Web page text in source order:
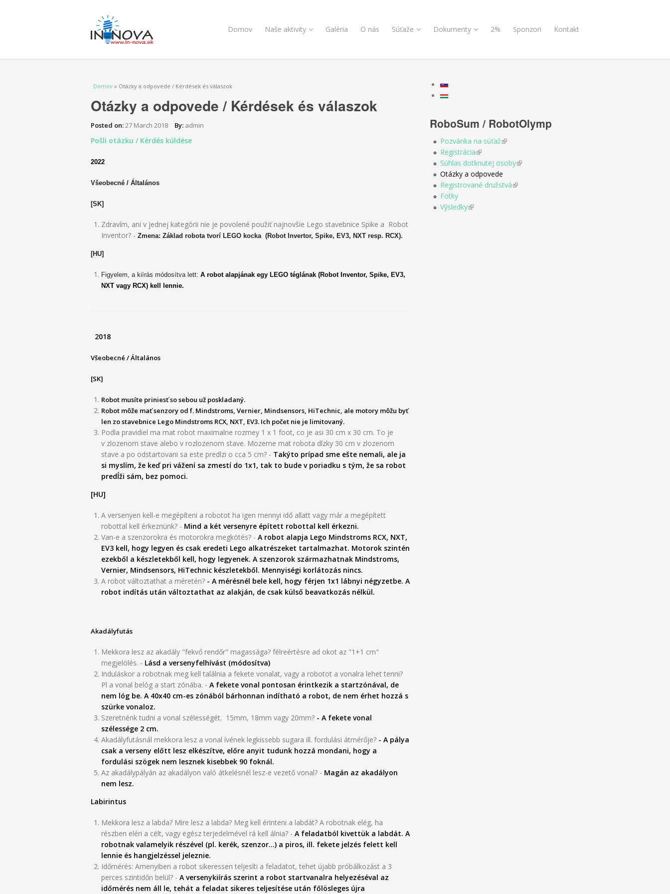
Domov Naše aktivity Galéria O nás Súťaže Dokumenty 2% Sponzori Kontakt
Nachádzate sa tu
Domov » Otázky a odpovede / Kérdések és válaszok
Otázky a odpovede / Kérdések és válaszok
Posted on:27 March 2018 By: admin
Pošli otázku / Kérdés küldése
2022
Všeobecné / Általános
[SK]
Zdravím, ani v jednej kategórii nie je povolené použiť najnovšie Lego stavebnice Spike a Robot
Inventor? - Zmena: Základ robota tvorí LEGO kocka (Robot Invertor, Spike, EV3, NXT resp. RCX).
[HU]
Figyelem, a kiírás módosítva lett: A robot alapjának egy LEGO téglának (Robot Inventor, Spike, EV3,
NXT vagy RCX) kell lennie.
2018
Všeobecné / Általános
[SK]
Robot musíte priniesť so sebou už poskladaný.
Robot môže mať senzory od f. Mindstroms, Vernier, Mindsensors, HiTechnic, ale motory môžu byť
len zo stavebnice Lego Mindstroms RCX, NXT, EV3. Ich počet nie je limitovaný.
Podla pravidiel ma mat robot maximalne rozmey 1 x 1 foot, co je asi 30 cm x 30 cm. To je
v zlozenom stave alebo v rozlozenom stave. Mozeme mat robota dlzky 30 cm v zlozenom
stave a po odstartovani sa este predlzi o cca 5 cm? - Takýto prípad sme ešte nemali, ale ja
si myslím, že keď pri vážení sa zmestí do 1x1, tak to bude v poriadku s tým, že sa robot
predĺži sám, bez pomoci.
[HU]
A versenyen kell-e megépíteni a robotot ha igen mennyi idő allatt vagy már a megépített
robottal kell érkeznünk? - Mind a két versenyre épített robottal kell érkezni.
Van-e a szenzorokra és motorokra megkötés? - A robot alapja Lego Mindstroms RCX, NXT,
EV3 kell, hogy legyen és csak eredeti Lego alkatrészeket tartalmazhat. Motorok szintén
ezekből a készletekből kell, hogy legyenek. A szenzorok származhatnak Mindstroms,
Vernier, Mindsensors, HiTechnic készletekből. Mennyiségi korlátozás nincs.
A robot változtathat a méretén? - A mérésnél bele kell, hogy férjen 1x1 lábnyi négyzetbe. A
robot indítás után változtathat az alakján, de csak külső beavatkozás nélkül.
Akadályfutás
Mekkora lesz az akadály "fekvő rendőr" magassága? félreértésre ad okot az "1+1 cm"
megjelölés. - Lásd a versenyfelhívást (módosítva)
Induláskor a robotnak meg kell találnia a fekete vonalat, vagy a robotot a vonalra lehet tenni?
Pl a vonal belóg a start zónába. - A fekete vonal pontosan érintkezik a startzónával, de
nem lóg be. A 40x40 cm-es zónából bárhonnan indítható a robot, de nem érhet hozzá s
szürke vonaloz.
Szeretnénk tudni a vonal szélességét. 15mm, 18mm vagy 20mm? - A fekete vonal
szélessége 2 cm.
Akadályfutásnál mekkora lesz a vonal ívének legkissebb sugara ill. fordulási átmérője? - A pálya
csak a verseny előtt lesz elkészítve, előre anyit tudunk hozzá mondani, hogy a
fordulási szögek nem lesznek kisebbek 90 foknál.
Az akadálypályán az akadályon való átkelésnél lesz-e vezető vonal? - Magán az akadályon
nem lesz.
Labirintus
Mekkora lesz a labda? Mire lesz a labda? Meg kell érinteni a labdát? A robotnak elég, ha
részben eléri a célt, vagy egész terjedelmével rá kell álnia? - A feladatból kivettük a labdát. A
robotnak valamelyik részével (pl. kerék, szenzor...) a piros, ill. fekete jelzés felett kell
lennie és hangjelzéssel jeleznie.
Időmérés: Amenyiben a robot sikeressen teljesíti a feladatot, tehet újabb próbálkozást a 3
perces szintidőn belül? - A versenykiírás szerint a robot startvanalra helyezéséval az
időmérés nem áll le, tehát a feladat sikeres teljesítése után főlösleges újra
RoboSum / RobotOlymp
Pozvánka na súťaž(link is external)
Registrácia(link is external)
Súhlas dotknutej osoby(link is external)
Otázky a odpovede
Registrované družstvá(link is external)
Fotky
Výsledky(link is external)